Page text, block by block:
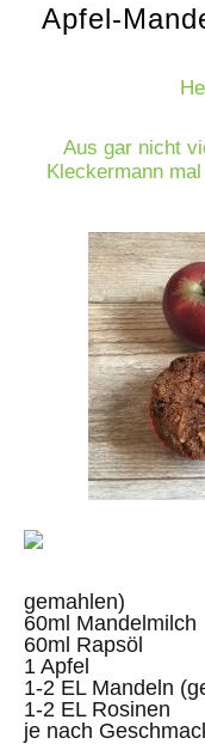
Apfel-
Aus gar nicht
Kleckermann
gemahlen)
60ml Mandelmilch
60ml Rapsöl
1 Apfel
1-2 EL Mandeln
1-2 EL Rosinen
je nach